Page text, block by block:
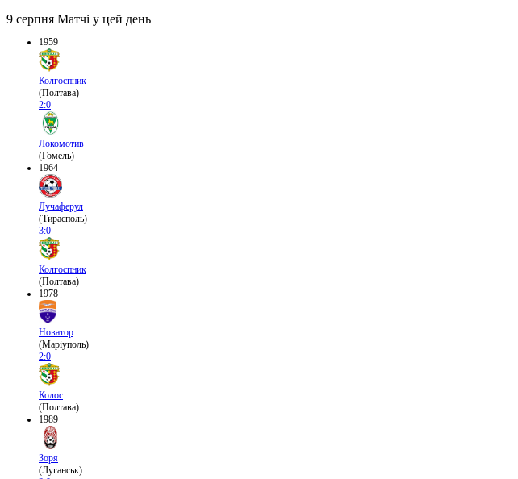
9 серпня Матчі у цей день
1959
Колгоспник
(Полтава)
2:0
Локомотив
(Гомель)
1964
Лучаферул
(Тирасполь)
3:0
Колгоспник
(Полтава)
1978
Новатор
(Маріуполь)
2:0
Колос
(Полтава)
1989
Зоря
(Луганськ)